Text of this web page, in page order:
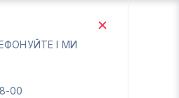
І МИ
00